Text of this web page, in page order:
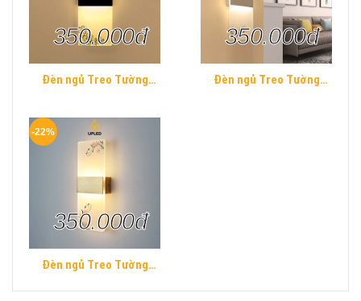
Đèn ngủ Treo Tường
ngủ hình khối chữ nhật
Hiện Đại
350.000đ
Đèn ngủ Treo Tường
350.000đ
Đèn ngủ Treo Tường
350.000đ
-22%